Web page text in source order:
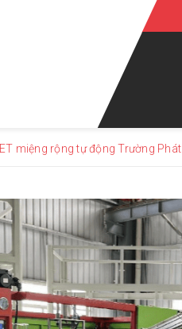
miệng rộng tự động Trường Phát